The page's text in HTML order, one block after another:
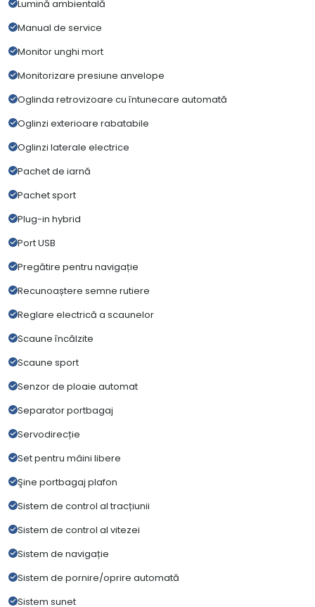
Lumină ambientală
Manual de service
Monitor unghi mort
Monitorizare presiune anvelope
Oglinda retrovizoare cu întunecare automată
Oglinzi exterioare rabatabile
Oglinzi laterale electrice
Pachet de iarnă
Pachet sport
Plug-in hybrid
Port USB
Pregătire pentru navigație
Recunoaștere semne rutiere
Reglare electrică a scaunelor
Scaune încălzite
Scaune sport
Senzor de ploaie automat
Separator portbagaj
Servodirecție
Set pentru mâini libere
Şine portbagaj plafon
Sistem de control al tracțiunii
Sistem de control al vitezei
Sistem de navigație
Sistem de pornire/oprire automată
Sistem sunet